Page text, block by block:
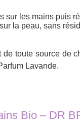
sur les mains puis
la peau, sans
de toute source de
Lavande.
Bio – DR